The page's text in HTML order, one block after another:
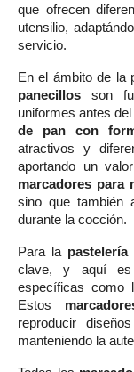
que ofrecen
utensilio,
servicio.
En el ámbito de la
panecillos son
uniformes antes
de pan con
atractivos y
aportando un
marcadores para
sino que también
durante la cocción.
Para la pastelería
clave, y aquí es
específicas
Estos
reproducir
manteniendo la